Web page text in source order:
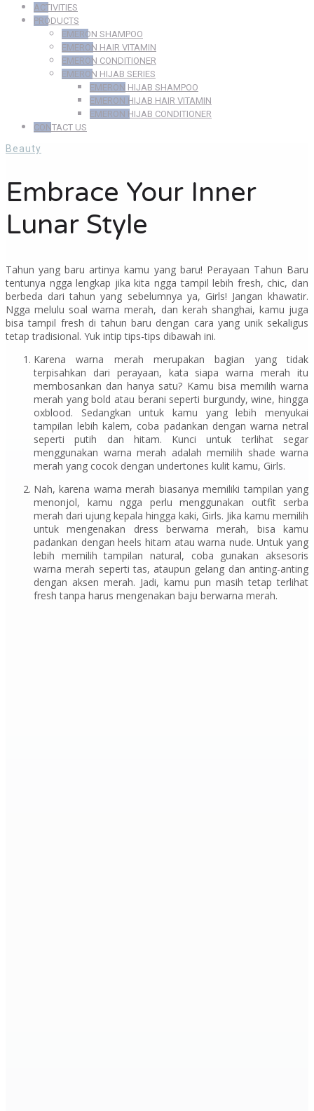
ACTIVITIES
PRODUCTS
EMERON SHAMPOO
EMERON HAIR VITAMIN
EMERON CONDITIONER
EMERON HIJAB SERIES
EMERON HIJAB SHAMPOO
EMERON HIJAB HAIR VITAMIN
EMERON HIJAB CONDITIONER
CONTACT US
Beauty
Embrace Your Inner
Lunar Style
Tahun yang baru artinya kamu yang baru! Perayaan Tahun Baru
tentunya ngga lengkap jika kita ngga tampil lebih fresh, chic, dan
berbeda dari tahun yang sebelumnya ya, Girls! Jangan khawatir.
Ngga melulu soal warna merah, dan kerah shanghai, kamu juga
bisa tampil fresh di tahun baru dengan cara yang unik sekaligus
tetap tradisional. Yuk intip tips-tips dibawah ini.
Karena warna merah merupakan bagian yang tidak
terpisahkan dari perayaan, kata siapa warna merah itu
membosankan dan hanya satu? Kamu bisa memilih warna
merah yangbold atau berani seperti burgundy, wine, hingga
oxblood. Sedangkan untuk kamu yang lebih menyukai
tampilan lebih kalem, coba padankan dengan warna netral
seperti putih dan hitam. Kunci untuk terlihat segar
menggunakan warna merah adalah memilih shade warna
merah yang cocok dengan undertones kulit kamu, Girls.
Nah, karena warna merah biasanya memiliki tampilan yang
menonjol, kamu ngga perlu menggunakan outfit serba
merah dari ujung kepala hingga kaki, Girls. Jika kamu memilih
untuk mengenakan dressberwarna merah, bisa kamu
padankan denganheels hitam atau warna nude.Untuk yang
lebih memilih tampilan natural, coba gunakan aksesoris
warna merah seperti tas, ataupun gelang dan anting-anting
dengan aksen merah. Jadi, kamu pun masih tetap terlihat
freshtanpa harus mengenakan baju berwarna merah.